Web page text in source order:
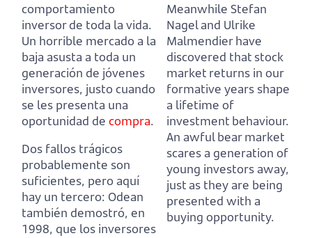
comportamiento
inversor de toda la vida.
Un horrible mercado a la
baja asusta a toda un
generación de jóvenes
inversores, justo cuando
se les presenta una
oportunidad de compra.
Dos fallos trágicos
probablemente son
suficientes, pero aquí
hay un tercero: Odean
también demostró, en
1998, que los inversores
Meanwhile Stefan
Nagel and Ulrike
Malmendier have
discovered that stock
market returns in our
formative years shape
a lifetime of
investment behaviour.
An awful bear market
scares a generation of
young investors away,
just as they are being
presented with a
buying opportunity.